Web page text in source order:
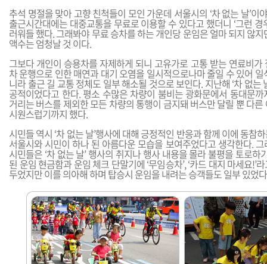
추석 명절을 맞아 고향 친척들이 모인 가운데 서울시의 ‘차 없는 날’이
출근시간대에는 대중교통을 무료로 이용할 수 있다고 했더니 ‘그런 경
러워들 했다. 그래봐야 무료 승차를 하는 개인당 운임은 얼마 되지 않
액수는 엄청날 것 이다.
그보다 개인이 승용차를 자제하게 되니 고유가로 고통 받는 연료비가
차 운행으로 인한 매연과 대기 오염을 일시적으로나마 줄일 수 있어
니라 출근 길 교통 정체도 일부 해소될 것으로 보인다. 지난해 ‘차 없는
공적이었다고 한다. 평소 수많은 차량이 붐비는 광화문에서 동대문
거리는 버스를 제외한 모든 차량의 통행이 금지돼 버스만 달릴 뿐 다
시원스럽기까지 했다.
시민들 역시 ‘차 없는 날’행사에 대해 긍정적인 반응과 함께 이에 동참
서울시와 시민이 하나 된 아름다운 모습을 보여주었다고 생각한다.
시민들은 ‘차 없는 날’ 행사의 취지나 행사 내용을 몰라 불평을 토로하
된 운임 현금함과 운임 체크 단말기에 ‘무임승차’, ‘카드 대지 마세요!’
두었지만 이를 의아해 하며 탑승시 운임을 내려는 승객들도 일부 있었